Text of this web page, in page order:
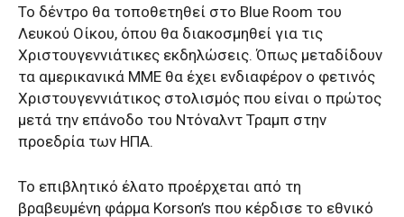
Το δέντρο θα τοποθετηθεί στο Blue Room του
Λευκού Οίκου, όπου θα διακοσμηθεί για τις
Χριστουγεννιάτικες εκδηλώσεις. Όπως μεταδίδουν
τα αμερικανικά ΜΜΕ θα έχει ενδιαφέρον ο φετινός
Xριστουγεννιάτικος στολισμός που είναι ο πρώτος
μετά την επάνοδο του Ντόναλντ Τραμπ στην
προεδρία των ΗΠΑ.
Το επιβλητικό έλατο προέρχεται από τη
βραβευμένη φάρμα Korson’s που κέρδισε το εθνικό